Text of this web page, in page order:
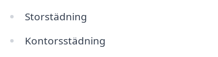
Storstädning
Kontorsstädning